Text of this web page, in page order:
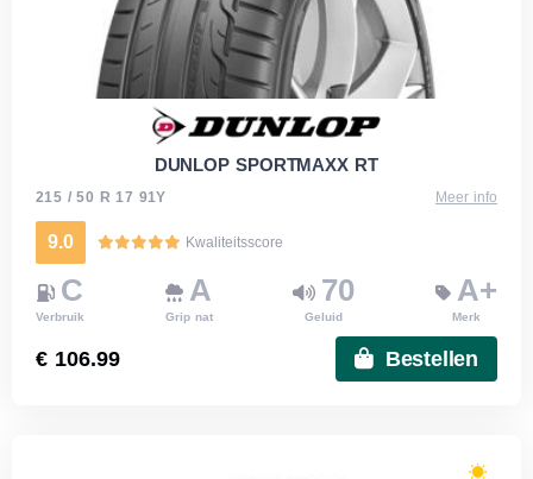
DUNLOP SPORTMAXX RT
215 / 50 R 17 91Y Meer info
9.0 Kwaliteitsscore
C
Verbruik
A
Grip nat
70
Geluid
A+
Merk
€ 106.99 Bestellen